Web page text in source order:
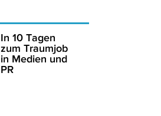
In 10 Tagen
zum Traumjob
in Medien und
PR